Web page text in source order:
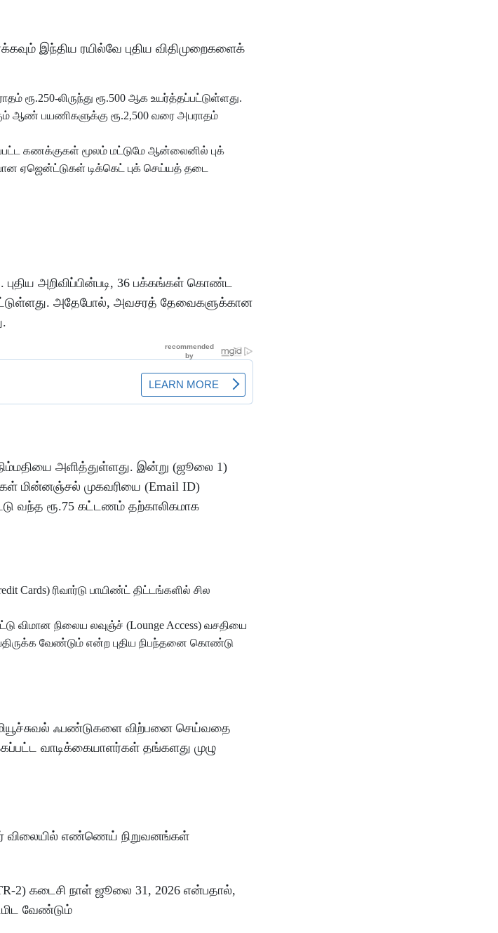
இந்திய ரயில்வே புதிய விதிமுறைகளைக்
ரூ.250-லிருந்து ரூ.500 ஆக உயர்த்தப்பட்டுள்ளது.
ஆண் பயணிகளுக்கு ரூ.2,500 வரை அபராதம்
கணக்குகள் மூலம் மட்டுமே ஆன்லைனில் புக்
ஏஜென்ட்டுகள் டிக்கெட் புக் செய்யத் தடை
அறிவிப்பின்படி, 36 பக்கங்கள் கொண்ட
அதேபோல், அவசரத் தேவைகளுக்கான
அளித்துள்ளது. இன்று (ஜூலை 1)
மின்னஞ்சல் முகவரியை (Email ID)
வந்த ரூ.75 கட்டணம் தற்காலிகமாக
Cards) ரிவார்டு பாயிண்ட் திட்டங்களில் சில
விமான நிலைய லவுஞ்ச் (Lounge Access) வசதியை
வேண்டும் என்ற புதிய நிபந்தனை கொண்டு
ஃபண்டுகளை விற்பனை செய்வதை
வாடிக்கையாளர்கள் தங்களது முழு
விலையில் எண்ணெய் நிறுவனங்கள்
2) கடைசி நாள் ஜூலை 31, 2026 என்பதால்,
வேண்டும்